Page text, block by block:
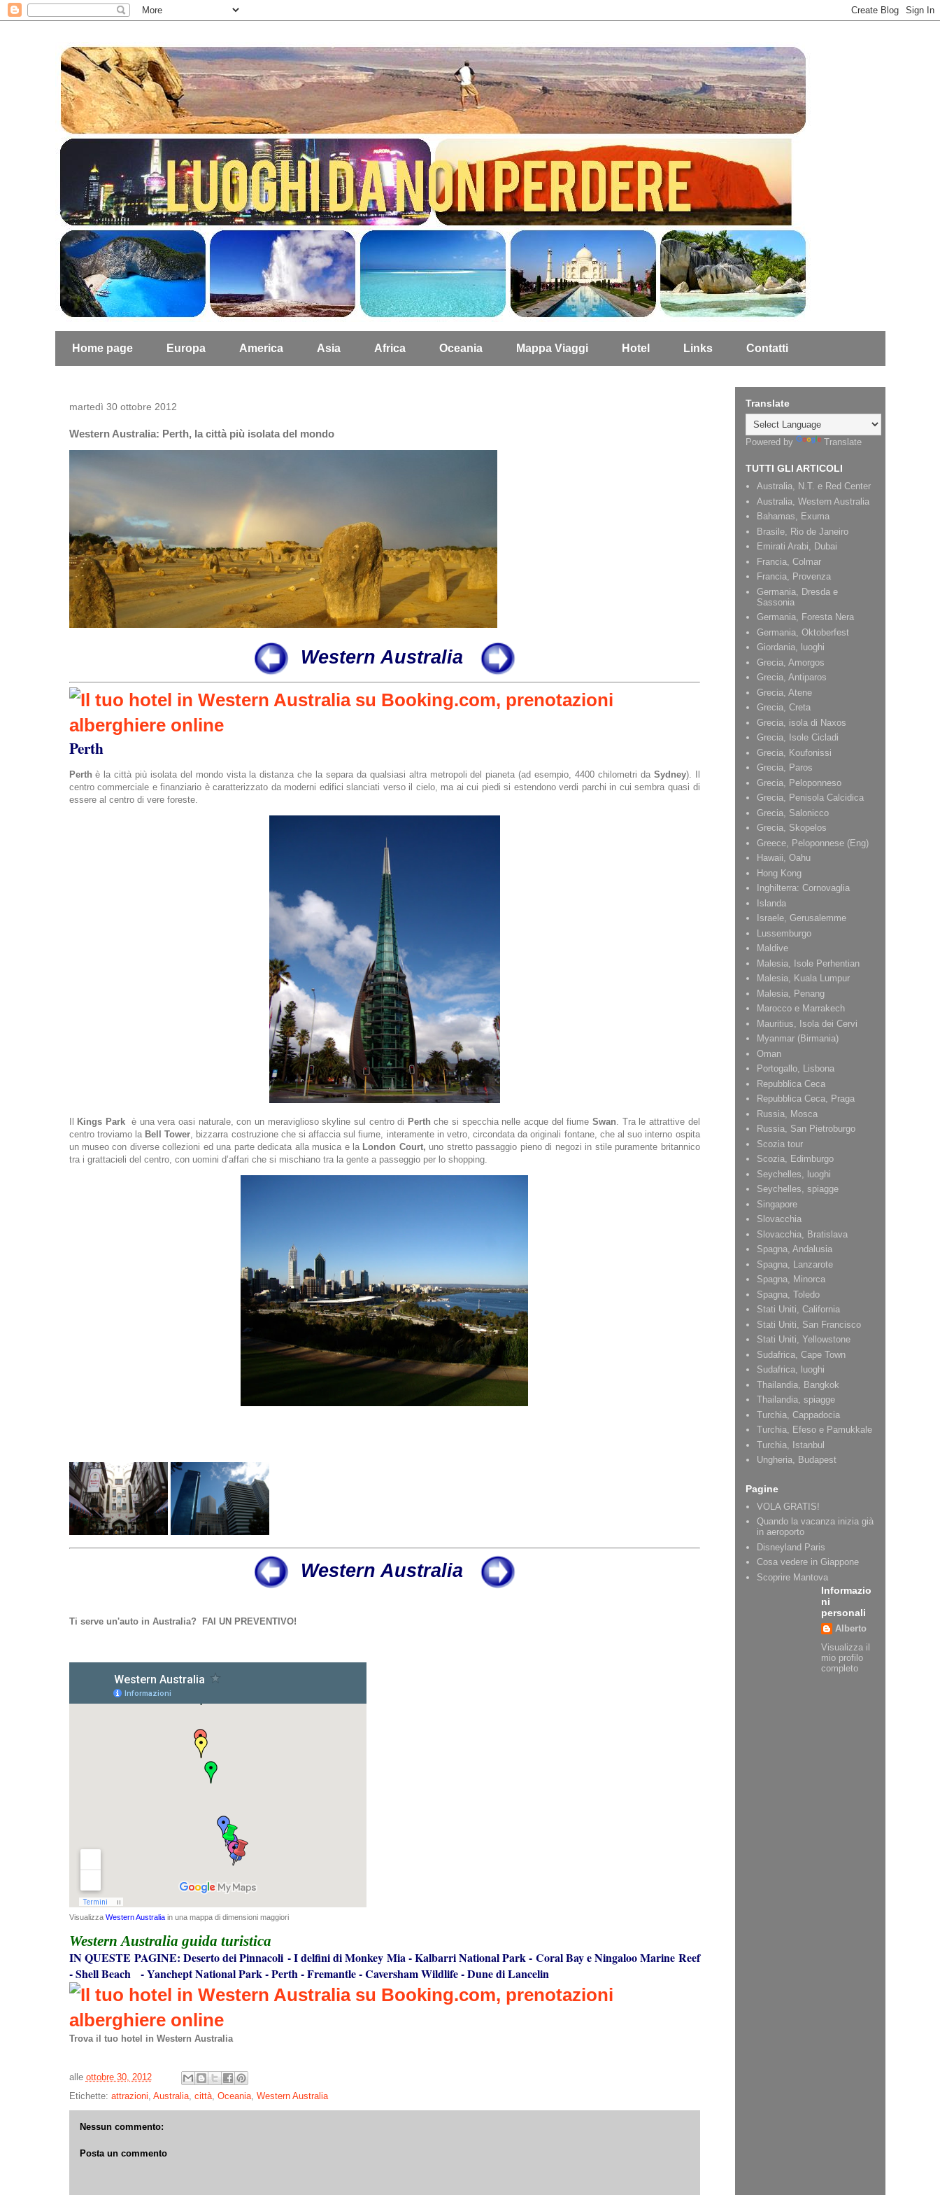
Home page Europa America Asia Africa Oceania Mappa Viaggi Hotel Links Contatti
martedì 30 ottobre 2012
Western Australia: Perth, la città più isolata del mondo
Western Australia
Perth
Perth è la città più isolata del mondo vista la distanza che la separa da qualsiasi altra metropoli del pianeta (ad esempio, 4400 chilometri da Sydney). Il
centro commerciale e finanziario è caratterizzato da moderni edifici slanciati verso il cielo, ma ai cui piedi si estendono verdi parchi in cui sembra quasi di
essere al centro di vere foreste.
Kings Parkè una vera oasi naturale, con un meraviglioso skyline sul centro di Perth che si specchia nelle acque del fiume Swan. Tra le attrattive del
centro troviamo la Bell Tower, bizzarra costruzione che si affaccia sul fiume, interamente in vetro, circondata da originali fontane, che al suo interno ospita
un museo con diverse collezioni ed una parte dedicata alla musica e la London Court, uno stretto passaggio pieno di negozi in stile puramente britannico
tra i grattacieli del centro, con uomini d’affari che si mischiano tra la gente a passeggio per lo shopping.
Western Australia
Ti serve un'auto in Australia? FAI UN PREVENTIVO!
Visualizza Western Australiain una mappa di dimensioni maggiori
Western Australia guida turistica
IN QUESTE PAGINE:Deserto dei Pinnacoli -I delfini di Monkey Mia -Kalbarri National Park - Coral Bay e Ningaloo Marine Reef
-Shell Beach -Yanchept National Park -Perth -Fremantle-Caversham Wildlife-Dune di Lancelin
Trova il tuo hotel in Western Australia
alle ottobre 30, 2012
Etichette: attrazioni, Australia, città, Oceania, Western Australia
Nessun commento:
Posta un commento
Translate
Powered by Translate
TUTTI GLI ARTICOLI
Australia, N.T. e Red Center
Australia, Western Australia
Bahamas, Exuma
Brasile, Rio de Janeiro
Emirati Arabi, Dubai
Francia, Colmar
Francia, Provenza
Germania, Dresda e
Sassonia
Germania, Foresta Nera
Germania, Oktoberfest
Giordania, luoghi
Grecia, Amorgos
Grecia, Antiparos
Grecia, Atene
Grecia, Creta
Grecia, isola di Naxos
Grecia, Isole Cicladi
Grecia, Koufonissi
Grecia, Paros
Grecia, Peloponneso
Grecia, Penisola Calcidica
Grecia, Salonicco
Grecia, Skopelos
Greece, Peloponnese (Eng)
Hawaii, Oahu
Hong Kong
Inghilterra: Cornovaglia
Islanda
Israele, Gerusalemme
Lussemburgo
Maldive
Malesia, Isole Perhentian
Malesia, Kuala Lumpur
Malesia, Penang
Marocco e Marrakech
Mauritius, Isola dei Cervi
Myanmar (Birmania)
Oman
Portogallo, Lisbona
Repubblica Ceca
Repubblica Ceca, Praga
Russia, Mosca
Russia, San Pietroburgo
Scozia tour
Scozia, Edimburgo
Seychelles, luoghi
Seychelles, spiagge
Singapore
Slovacchia
Slovacchia, Bratislava
Spagna, Andalusia
Spagna, Lanzarote
Spagna, Minorca
Spagna, Toledo
Stati Uniti, California
Stati Uniti, San Francisco
Stati Uniti, Yellowstone
Sudafrica, Cape Town
Sudafrica, luoghi
Thailandia, Bangkok
Thailandia, spiagge
Turchia, Cappadocia
Turchia, Efeso e Pamukkale
Turchia, Istanbul
Ungheria, Budapest
Pagine
VOLA GRATIS!
Quando la vacanza inizia già
in aeroporto
Disneyland Paris
Cosa vedere in Giappone
Scoprire Mantova
Informazio
ni
personali
Alberto
Visualizza il
mio profilo
completo